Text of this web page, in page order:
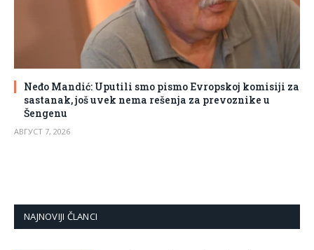
Neđo Mandić: Uputili smo pismo Evropskoj komisiji za
sastanak, još uvek nema rešenja za prevoznike u
Šengenu
АВГУСТ 7, 2026
NAJNOVIJI ČLANCI